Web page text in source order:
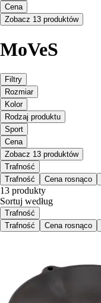
Cena
Zobacz 13 produktów
MoVeS
Filtry
Rozmiar
Kolor
Rodzaj produktu
Sport
Cena
Zobacz 13 produktów
Trafność
Trafność
Cena rosnąco
13 produkty
Sortuj według
Trafność
Trafność
Cena rosnąco